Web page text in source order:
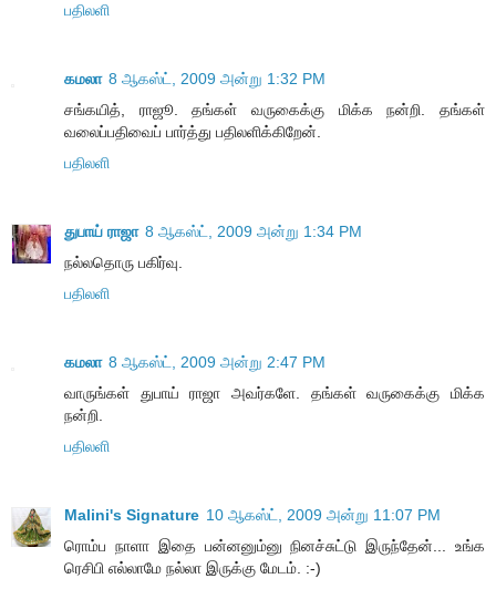
பதிலளி
கமலா 8 ஆகஸ்ட், 2009 அன்று 1:32 PM
சங்கயித், ராஜூ. தங்கள் வருகைக்கு மிக்க நன்றி. தங்கள்
வலைப்பதிவைப் பார்த்து பதிலளிக்கிறேன்.
பதிலளி
துபாய் ராஜா 8 ஆகஸ்ட், 2009 அன்று 1:34 PM
நல்லதொரு பகிர்வு.
பதிலளி
கமலா 8 ஆகஸ்ட், 2009 அன்று 2:47 PM
வாருங்கள் துபாய் ராஜா அவர்களே. தங்கள் வருகைக்கு மிக்க
நன்றி.
பதிலளி
Malini's Signature 10 ஆகஸ்ட், 2009 அன்று 11:07 PM
ரொம்ப நாளா இதை பன்னனும்னு நினச்சுட்டு இருந்தேன்... உங்க
ரெசிபி எல்லாமே நல்லா இருக்கு மேடம். :-)